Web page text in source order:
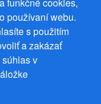
používaní webu.
s použitím
a zakázať
v
MBA, Ostrov 256, 561